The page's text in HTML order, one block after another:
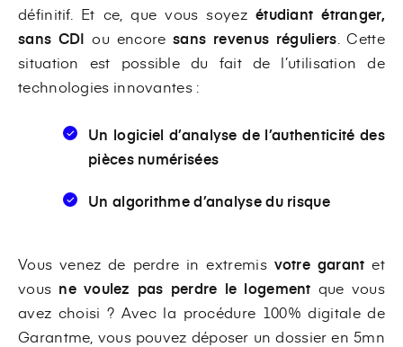
définitif. Et ce, que vous soyez étudiant étranger,
sans CDI ou encoresans revenus réguliers . Cette
situation est possible du fait de l’utilisation de
technologies innovantes :
Un logiciel d’analyse de l’authenticité des
pièces numérisées
Un algorithme d’analyse du risque
Vous venez de perdre in extremis votre garantet
vous ne voulez pas perdre le logement que vous
avez choisi ? Avec la procédure 100% digitale de
Garantme, vous pouvez déposer un dossier en 5mn